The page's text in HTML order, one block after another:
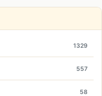
1329
557
58